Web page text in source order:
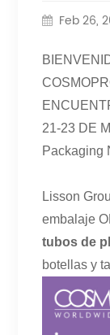
Feb 26,
21-23 DE
Packaging
Lisson
embalaje
tubos de
botellas y